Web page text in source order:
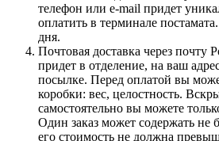
телефон или e-mail придет
оплатить в терминале
дня.
Почтовая доставка через почту
придет в отделение, на ваш
посылке. Перед оплатой вы
коробки: вес, целостность.
самостоятельно вы можете
Один заказ может содержать не
его стоимость не должна